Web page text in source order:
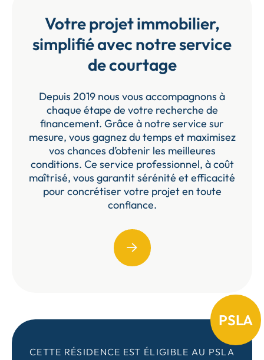
Votre projet immobilier,
simplifié avec notre service
de courtage
Depuis 2019 nous vous accompagnons à
chaque étape de votre recherche de
financement. Grâce à notre service sur
mesure, vous gagnez du temps et maximisez
vos chances d’obtenir les meilleures
conditions. Ce service professionnel, à coût
maîtrisé, vous garantit sérénité et efficacité
pour concrétiser votre projet en toute
confiance.
CETTE RÉSIDENCE EST ÉLIGIBLE AU PSLA
PSLA